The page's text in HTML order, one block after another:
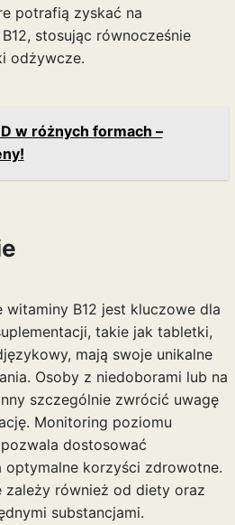
potrafią zyskać na
stosując równocześnie
odżywcze.
w różnych formach –
witaminy B12 jest kluczowe dla
takie jak tabletki,
mają swoje unikalne
Osoby z niedoborami lub na
szczególnie zwrócić uwagę
Monitoring poziomu
dostosować
optymalne korzyści zdrowotne.
zależy również od diety oraz
substancjami.